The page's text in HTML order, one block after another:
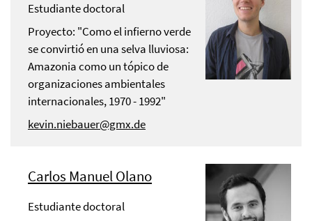
Estudiante doctoral
Proyecto: "Como el infierno verde
se convirtió en una selva lluviosa:
Amazonia como un tópico de
organizaciones ambientales
internacionales, 1970 - 1992"
kevin.niebauer@gmx.de
Carlos Manuel Olano
Estudiante doctoral